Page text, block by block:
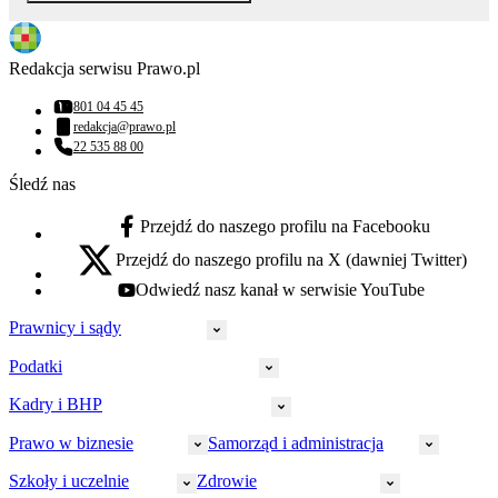
Redakcja serwisu Prawo.pl
Numer telefonu:
801 04 45 45
Adres email:
redakcja@prawo.pl
Numer telefonu:
22 535 88 00
Śledź nas
facebook - otwiera się w nowej karcie
Przejdź do naszego profilu na Facebooku
x - otwiera się w nowej karcie
Przejdź do naszego profilu na X (dawniej Twitter)
youtube - otwiera się w nowej karcie
Odwiedź nasz kanał w serwisie YouTube
Prawnicy i sądy
Prawnicy
Policja
Strefa aplikanta
Podatki
CIT
Akcyza
Kadry i BHP
HR
Prawo w biznesie Samorząd i administracja
Szkoły i uczelnie Zdrowie